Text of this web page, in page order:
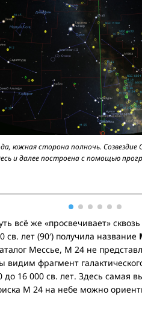
южная сторона полночь.
и далее построена с помощью
всё же «просвечивает»
лет (90′) получила название
Мессье, М 24 не
видим фрагмент
до 16 000 св. лет. Здесь самая
M 24 на небе можно